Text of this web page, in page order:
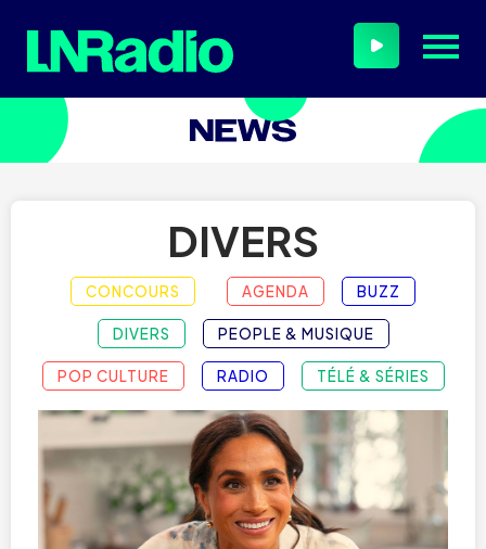
DIVERS
CONCOURS AGENDA BUZZ
DIVERS PEOPLE & MUSIQUE
POP CULTURE RADIO TÉLÉ & SÉRIES